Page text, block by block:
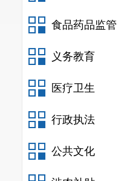
食品药品监管
义务教育
医疗卫生
行政执法
公共文化